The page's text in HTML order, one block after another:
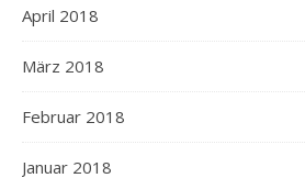
April 2018
März 2018
Februar 2018
Januar 2018